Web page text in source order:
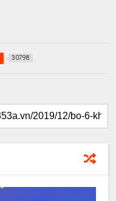
30798